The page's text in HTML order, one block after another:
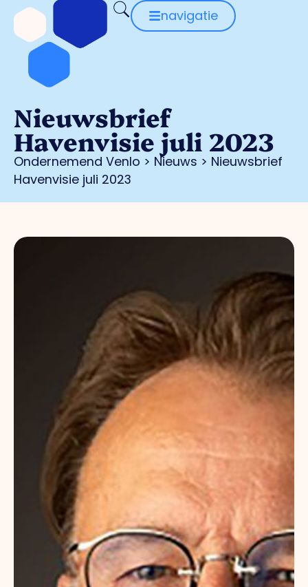
navigatie
Nieuwsbrief
Havenvisie juli 2023
Ondernemend Venlo > Nieuws > Nieuwsbrief
Havenvisie juli 2023